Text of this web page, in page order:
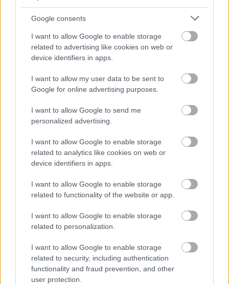
Google consents
I want to allow Google to enable storage
related to advertising like cookies on web or
device identifiers in apps.
I want to allow my user data to be sent to
Google for online advertising purposes.
I want to allow Google to send me
personalized advertising.
I want to allow Google to enable storage
related to analytics like cookies on web or
device identifiers in apps.
I want to allow Google to enable storage
related to functionality of the website or app.
I want to allow Google to enable storage
related to personalization.
I want to allow Google to enable storage
related to security, including authentication
functionality and fraud prevention, and other
user protection.